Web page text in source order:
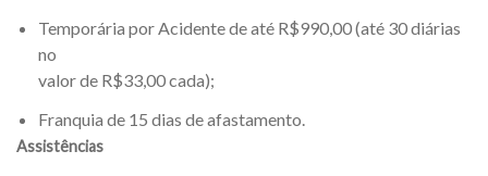
Temporária por Acidente de até R$990,00 (até 30 diárias
no
valor de R$33,00 cada);
Franquia de 15 dias de afastamento.
Assistências